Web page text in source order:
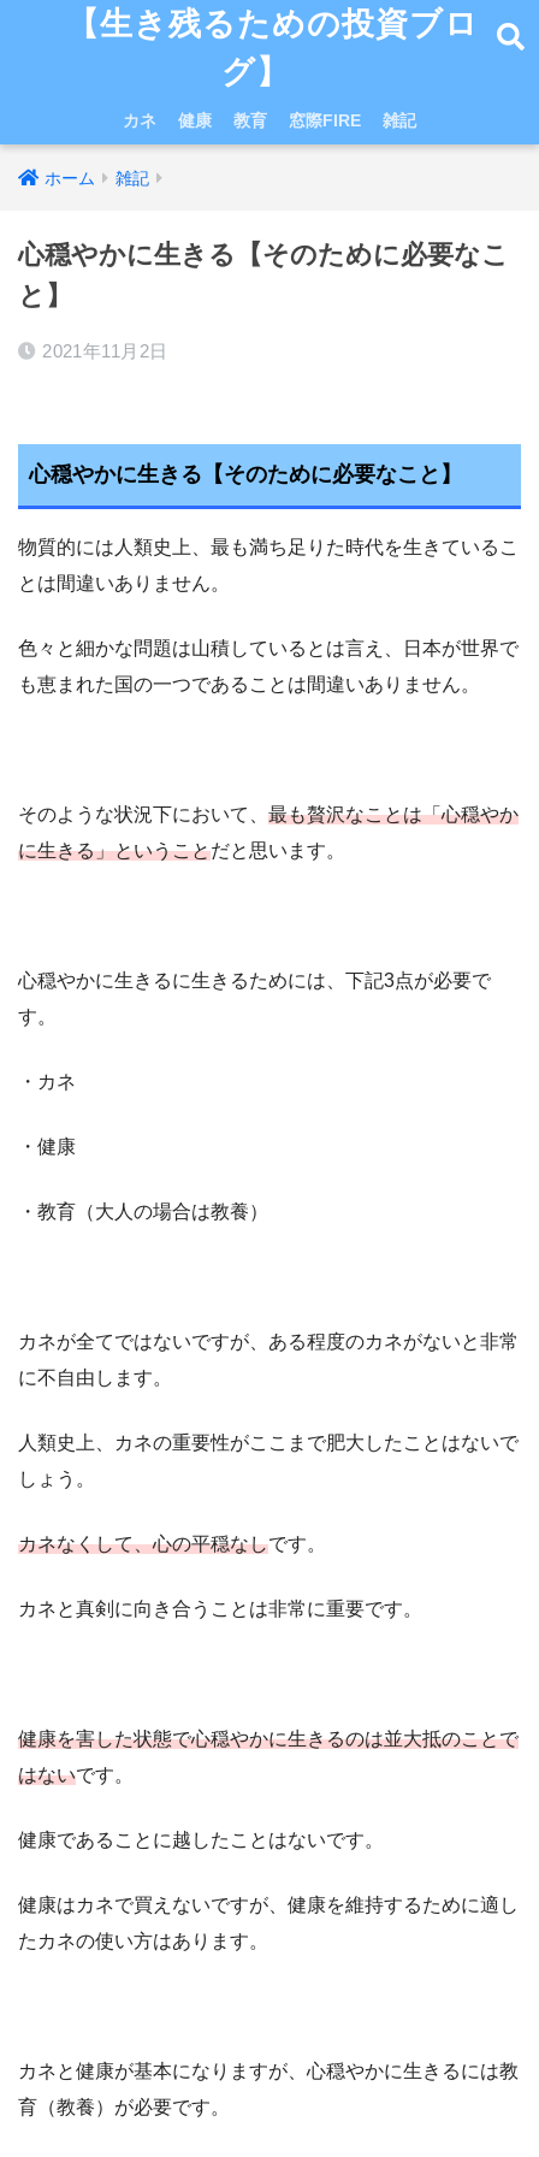
【生き残るための投資ブロ
グ】
カネ 健康 教育 窓際FIRE 雑記
ホーム 雑記
心穏やかに生きる【そのために必要なこ
と】
2021年11月2日
心穏やかに生きる【そのために必要なこと】
物質的には人類史上、最も満ち足りた時代を生きているこ
とは間違いありません。
色々と細かな問題は山積しているとは言え、日本が世界で
も恵まれた国の一つであることは間違いありません。
そのような状況下において、 最も贅沢なことは「心穏やか
に生きる」ということだと思います。
心穏やかに生きるに生きるためには、下記3点が必要で
す。
・カネ
・健康
・教育（大人の場合は教養）
カネが全てではないですが、ある程度のカネがないと非常
に不自由します。
人類史上、カネの重要性がここまで肥大したことはないで
しょう。
カネなくして、心の平穏なしです。
カネと真剣に向き合うことは非常に重要です。
健康を害した状態で心穏やかに生きるのは並大抵のことで
はないです。
健康であることに越したことはないです。
健康はカネで買えないですが、健康を維持するために適し
たカネの使い方はあります。
カネと健康が基本になりますが、心穏やかに生きるには教
育（教養）が必要です。